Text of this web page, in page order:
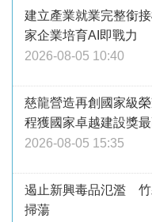
建立產業就業完整銜
家企業培育AI即戰力
2026-08-05 10:40
慈龍營造再創國家級
程獲國家卓越建設獎
2026-08-05 15:35
遏止新興毒品氾濫 竹
掃蕩